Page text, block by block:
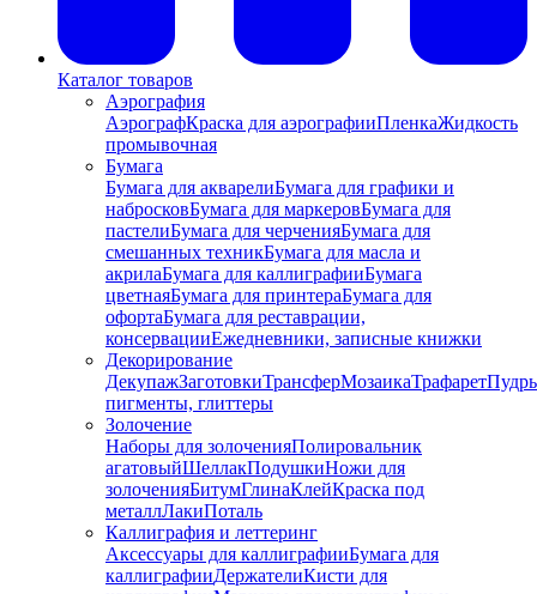
Каталог товаров
Аэрография
АэрографКраска для аэрографииПленкаЖидкость
промывочная
Бумага
Бумага для акварелиБумага для графики и
набросковБумага для маркеровБумага для
пастелиБумага для черченияБумага для
смешанных техникБумага для масла и
акрилаБумага для каллиграфииБумага
цветнаяБумага для принтераБумага для
офортаБумага для реставрации,
консервацииЕжедневники, записные книжки
Декорирование
ДекупажЗаготовкиТрансферМозаикаТрафарет
пигменты, глиттеры
Золочение
Наборы для золоченияПолировальник
агатовыйШеллакПодушкиНожи для
золоченияБитумГлинаКлейКраска под
металлЛакиПоталь
Каллиграфия и леттеринг
Аксессуары для каллиграфииБумага для
каллиграфииДержателиКисти для